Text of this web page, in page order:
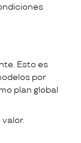
Esto es
por
plan global